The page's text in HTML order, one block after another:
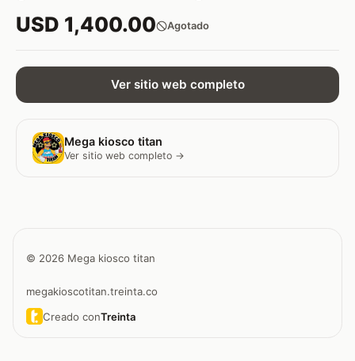
USD 1,400.00 Agotado
Ver sitio web completo
Mega kiosco titan
Ver sitio web completo →
© 2026 Mega kiosco titan
megakioscotitan.treinta.co
Creado conTreinta